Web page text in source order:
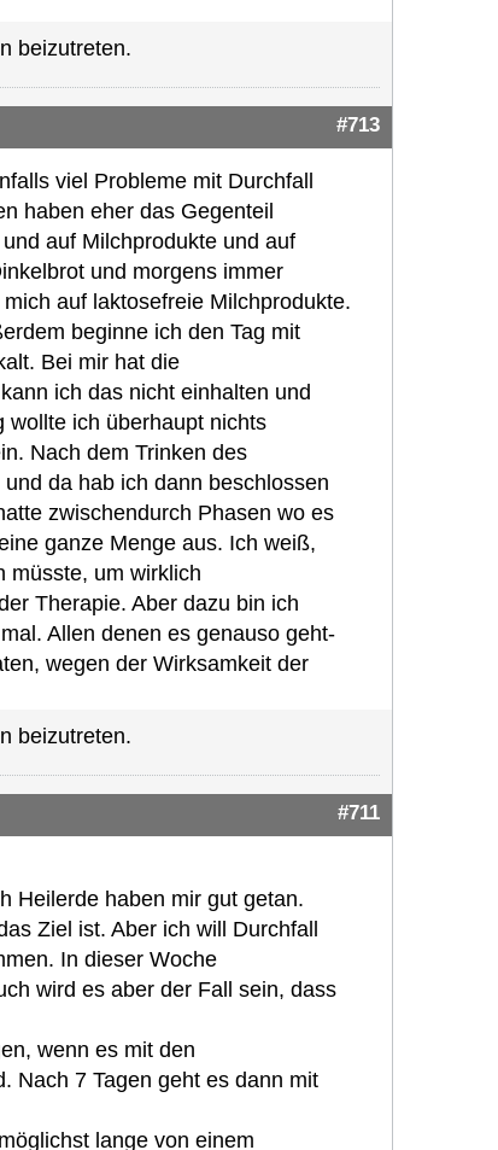
beizutreten.
#713
viel Probleme mit Durchfall
haben eher das Gegenteil
auf Milchprodukte und auf
und morgens immer
auf laktosefreie Milchprodukte.
beginne ich den Tag mit
Bei mir hat die
ich das nicht einhalten und
wollte ich überhaupt nichts
Nach dem Trinken des
da hab ich dann beschlossen
zwischendurch Phasen wo es
ganze Menge aus. Ich weiß,
müsste, um wirklich
Therapie. Aber dazu bin ich
Allen denen es genauso geht-
wegen der Wirksamkeit der
beizutreten.
#711
Heilerde haben mir gut getan.
Ziel ist. Aber ich will Durchfall
In dieser Woche
wird es aber der Fall sein, dass
wenn es mit den
Nach 7 Tagen geht es dann mit
lange von einem